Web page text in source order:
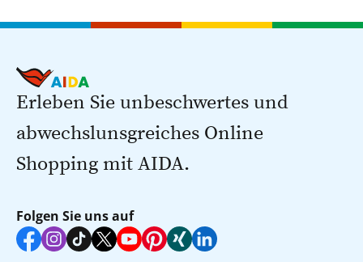
Erleben Sie unbeschwertes und
abwechslunsgreiches Online
Shopping mit AIDA.
Folgen Sie uns auf